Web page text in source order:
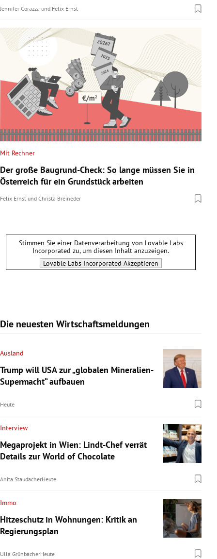
Jennifer Corazza und Felix Ernst
Mit Rechner
Der große Baugrund-Check: So lange müssen Sie in
Österreich für ein Grundstück arbeiten
Felix Ernst und Christa Breineder
Stimmen Sie einer Datenverarbeitung von Lovable Labs
Incorporated zu, um diesen Inhalt anzuzeigen.
Lovable Labs Incorporated Akzeptieren
Die neuesten Wirtschaftsmeldungen
Ausland
Trump will USA zur „globalen Mineralien-
Supermacht“ aufbauen
Heute
Interview
Megaprojekt in Wien: Lindt-Chef verrät
Details zur World of Chocolate
Anita StaudacherHeute
Immo
Hitzeschutz in Wohnungen: Kritik an
Regierungsplan
Ulla GrünbacherHeute